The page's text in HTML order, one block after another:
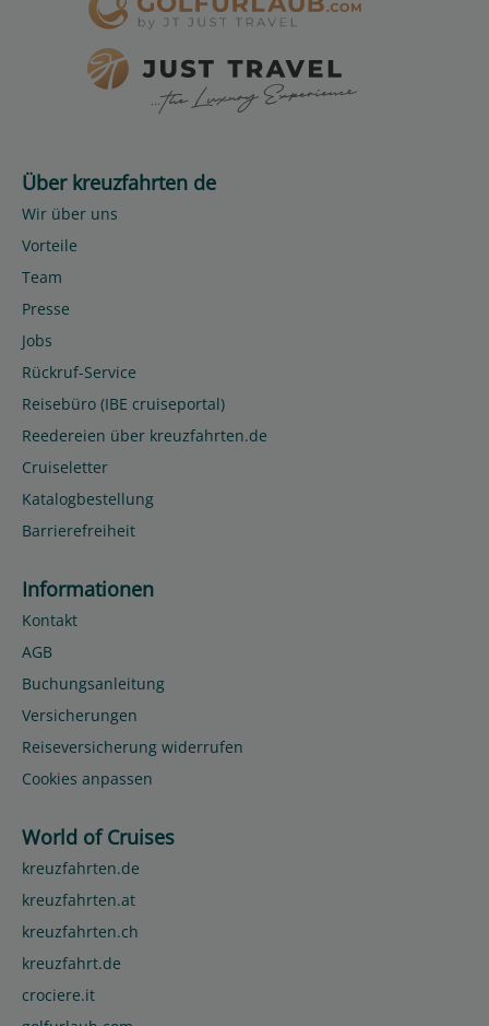
Über kreuzfahrten de
Wir über uns
Vorteile
Team
Presse
Jobs
Rückruf-Service
Reisebüro (IBE cruiseportal)
Reedereien über kreuzfahrten.de
Cruiseletter
Katalogbestellung
Barrierefreiheit
Informationen
Kontakt
AGB
Buchungsanleitung
Versicherungen
Reiseversicherung widerrufen
Cookies anpassen
World of Cruises
kreuzfahrten.de
kreuzfahrten.at
kreuzfahrten.ch
kreuzfahrt.de
crociere.it